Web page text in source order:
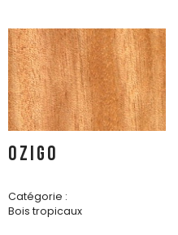
OZIGO
Catégorie :
Bois tropicaux